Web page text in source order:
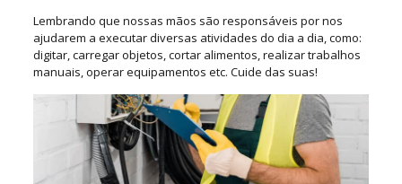
Lembrando que nossas mãos são responsáveis por nos
ajudarem a executar diversas atividades do dia a dia, como:
digitar, carregar objetos, cortar alimentos, realizar trabalhos
manuais, operar equipamentos etc. Cuide das suas!